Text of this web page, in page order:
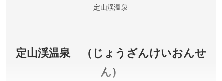
モエレ沼公園 公式サイト定山渓温泉
定山渓温泉 （じょうざんけいおんせ
ん）